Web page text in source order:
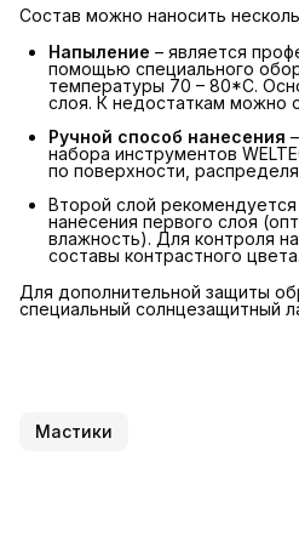
Состав можно наносить
Напыление – является
помощью специального
температуры 70 – 80*С.
слоя. К недостаткам можно
Ручной способ нанесения
набора инструментов
по поверхности,
Второй слой
нанесения первого слоя
влажность). Для контроля
составы контрастного цвета.
Для дополнительной защиты
специальный солнцезащитный
Мастики